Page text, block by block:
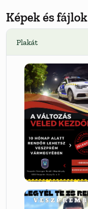
Képek és fájlok
Plakát